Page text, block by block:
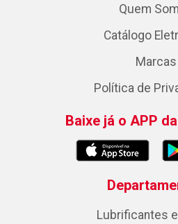
Quem
Catálogo
Marcas
Política de
Baixe já o APP
Lubrificantes